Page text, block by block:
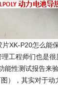
XK-P20怎么能
理工程师们也是
能性测试报告来
），其实对于